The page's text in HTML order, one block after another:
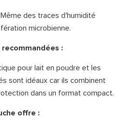
Même des traces d'humidité
microbienne.
:
pour lait en poudre et les
sont idéaux car ils combinent
dans un format compact.
offre :